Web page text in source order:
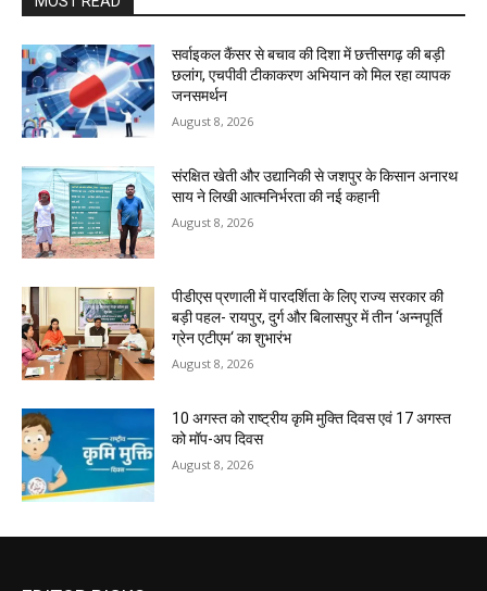
सर्वाइकल कैंसर से बचाव की दिशा में छत्तीसगढ़ की बड़ी
छलांग, एचपीवी टीकाकरण अभियान को मिल रहा व्यापक
जनसमर्थन
August 8, 2026
संरक्षित खेती और उद्यानिकी से जशपुर के किसान अनारथ
साय ने लिखी आत्मनिर्भरता की नई कहानी
August 8, 2026
पीडीएस प्रणाली में पारदर्शिता के लिए राज्य सरकार की
बड़ी पहल- रायपुर, दुर्ग और बिलासपुर में तीन ‘अन्नपूर्ति
ग्रेन एटीएम‘ का शुभारंभ
August 8, 2026
10 अगस्त को राष्ट्रीय कृमि मुक्ति दिवस एवं 17 अगस्त
को मॉप-अप दिवस
August 8, 2026